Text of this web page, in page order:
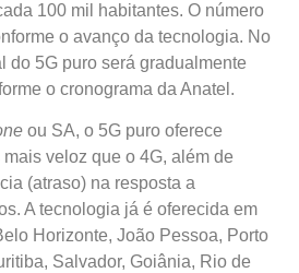
100 mil habitantes. O número
o avanço da tecnologia. No
do 5G puro será gradualmente
o cronograma da Anatel.
ou SA, o 5G puro oferece
veloz que o 4G, além de
(atraso) na resposta a
A tecnologia já é oferecida em
Horizonte, João Pessoa, Porto
Salvador, Goiânia, Rio de